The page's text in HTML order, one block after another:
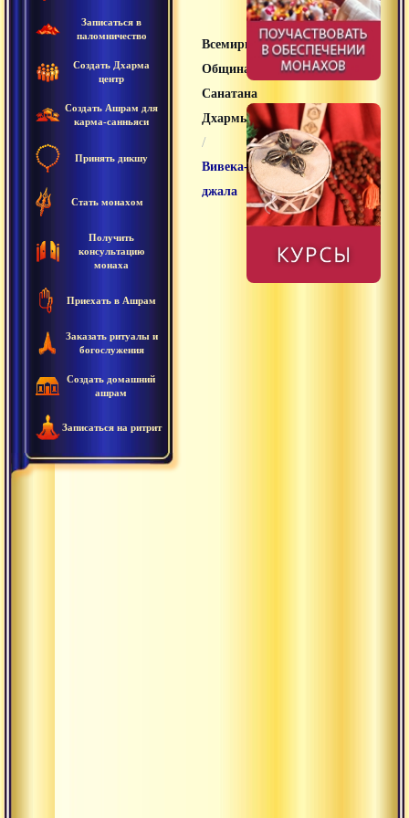
Записаться в
паломничество
Создать Дхарма
центр
Создать Ашрам для
карма-санньяси
Принять дикшу
Стать монахом
Получить
консультацию
монаха
Приехать в Ашрам
Заказать ритуалы и
богослужения
Создать домашний
ашрам
Записаться на ритрит
Всемирная
Община
Санатана
Дхармы
/
Вивека-
джала